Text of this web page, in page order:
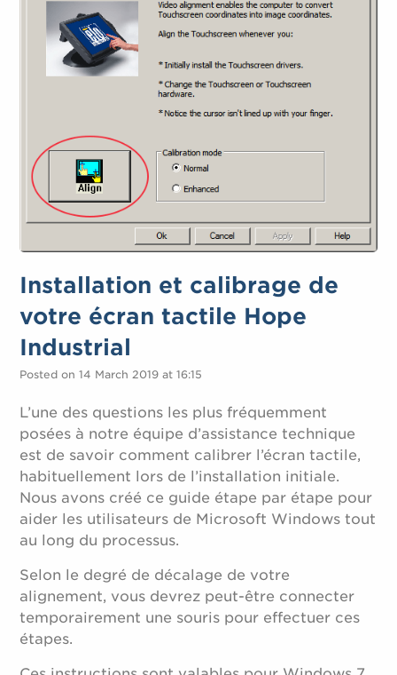
Installation et calibrage de
votre écran tactile Hope
Industrial
Posted on 14 March 2019 at 16:15
L’une des questions les plus fréquemment
posées à notre équipe d’assistance technique
est de savoir comment calibrer l’écran tactile,
habituellement lors de l’installation initiale.
Nous avons créé ce guide étape par étape pour
aider les utilisateurs de Microsoft Windows tout
au long du processus.
Selon le degré de décalage de votre
alignement, vous devrez peut-être connecter
temporairement une souris pour effectuer ces
étapes.